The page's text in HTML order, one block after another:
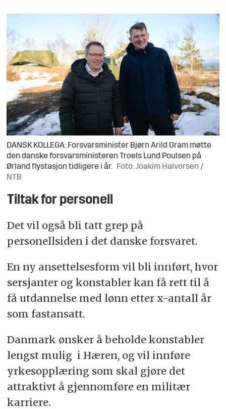
DANSK KOLLEGA: Forsvarsminister Bjørn Arild Gram møtte
den danske forsvarsministeren Troels Lund Poulsen på
Ørland flystasjon tidligere i år.
Foto: Joakim Halvorsen /
NTB
Tiltak for personell
Det vil også bli tatt grep på
personellsiden i det danske forsvaret.
En ny ansettelsesform vil bli innført, hvor
sersjanter og konstabler kan få rett til å
få utdannelse med lønn etter x-antall år
som fastansatt.
Danmark ønsker å beholde konstabler
lengst mulig i Hæren, og vil innføre
yrkesopplæring som skal gjøre det
attraktivt å gjennomføre en militær
karriere.